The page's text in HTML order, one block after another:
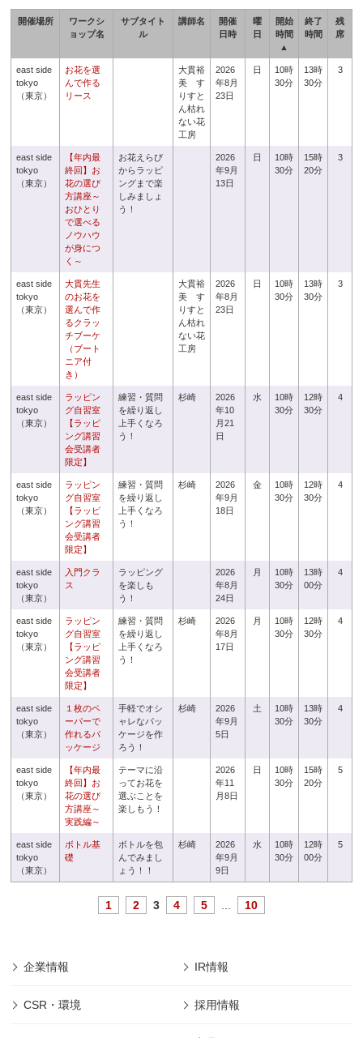
開催場所
ワークシ
ョップ名
サブタイト
ル
講師名
開催
日時
曜
日
開始
時間
▲
終了
時間
残
席
east side
tokyo
（東京）
お花を選
んで作る
リース
大貫裕
美 す
りすと
ん枯れ
ない花
工房
2026
年8月
23日
日
10時
30分
13時
30分
3
east side
tokyo
（東京）
【年内最
終回】お
花の選び
方講座～
おひとり
で選べる
ノウハウ
が身につ
く～
お花えらび
からラッピ
ングまで楽
しみましょ
う！
2026
年9月
13日
日
10時
30分
15時
20分
3
east side
tokyo
（東京）
大貫先生
のお花を
選んで作
るクラッ
チブーケ
（ブート
ニア付
き）
大貫裕
美 す
りすと
ん枯れ
ない花
工房
2026
年8月
23日
日
10時
30分
13時
30分
3
east side
tokyo
（東京）
ラッピン
グ自習室
【ラッピ
ング講習
会受講者
限定】
練習・質問
を繰り返し
上手くなろ
う！
杉崎
2026
年10
月21
日
水
10時
30分
12時
30分
4
east side
tokyo
（東京）
ラッピン
グ自習室
【ラッピ
ング講習
会受講者
限定】
練習・質問
を繰り返し
上手くなろ
う！
杉崎
2026
年9月
18日
金
10時
30分
12時
30分
4
east side
tokyo
（東京）
入門クラ
ス
ラッピング
を楽しも
う！
2026
年8月
24日
月
10時
30分
13時
00分
4
east side
tokyo
（東京）
ラッピン
グ自習室
【ラッピ
ング講習
会受講者
限定】
練習・質問
を繰り返し
上手くなろ
う！
杉崎
2026
年8月
17日
月
10時
30分
12時
30分
4
east side
tokyo
（東京）
１枚のペ
ーパーで
作れるパ
ッケージ
手軽でオシ
ャレなパッ
ケージを作
ろう！
杉崎
2026
年9月
5日
土
10時
30分
13時
30分
4
east side
tokyo
（東京）
【年内最
終回】お
花の選び
方講座～
実践編～
テーマに沿
ってお花を
選ぶことを
楽しもう！
2026
年11
月8日
日
10時
30分
15時
20分
5
east side
tokyo
（東京）
ボトル基
礎
ボトルを包
んでみまし
ょう！！
杉崎
2026
年9月
9日
水
10時
30分
12時
00分
5
1 2 3 4 5 10
企業情報 IR情報
CSR・環境 採用情報